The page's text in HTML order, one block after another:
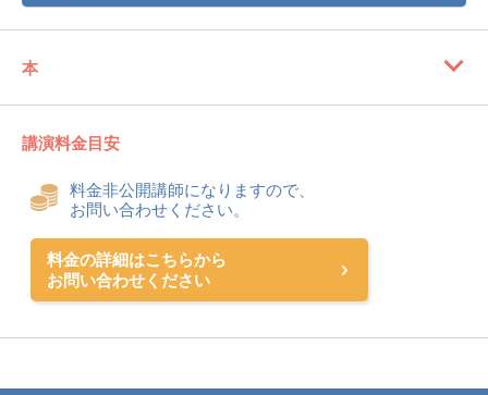
本
講演料金目安
料金非公開講師になりますので、
お問い合わせください。
料金の詳細はこちらから
お問い合わせください